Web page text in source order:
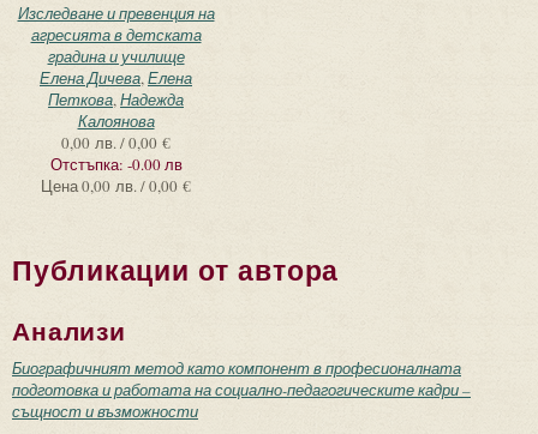
Изследване и превенция на
агресията в детската
градина и училище
Елена Дичева,Елена
Петкова,Надежда
Калоянова
0,00 лв. / 0,00 €
Отстъпка: -0.00 лв
Цена0,00 лв. / 0,00 €
Публикации от автора
Анализи
Биографичният метод като компонент в професионалната
подготовка и работата на социално-педагогическите кадри –
същност и възможности